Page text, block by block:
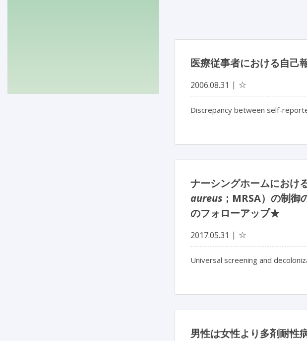
医療従事者における自己
2006.08.31 ☆
Discrepancy between self-
ナーシングホームにお
aureus ；MRSA）の制
のフォローアップ★
2017.05.31 ☆
Universal screening and
男性は女性より多剤耐性